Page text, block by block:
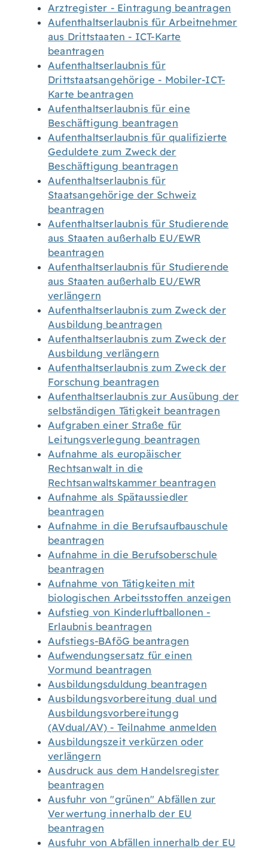
Arztregister - Eintragung beantragen
Aufenthaltserlaubnis für Arbeitnehmer
aus Drittstaaten - ICT-Karte
beantragen
Aufenthaltserlaubnis für
Drittstaatsangehörige - Mobiler-ICT-
Karte beantragen
Aufenthaltserlaubnis für eine
Beschäftigung beantragen
Aufenthaltserlaubnis für qualifizierte
Geduldete zum Zweck der
Beschäftigung beantragen
Aufenthaltserlaubnis für
Staatsangehörige der Schweiz
beantragen
Aufenthaltserlaubnis für Studierende
aus Staaten außerhalb EU/EWR
beantragen
Aufenthaltserlaubnis für Studierende
aus Staaten außerhalb EU/EWR
verlängern
Aufenthaltserlaubnis zum Zweck der
Ausbildung beantragen
Aufenthaltserlaubnis zum Zweck der
Ausbildung verlängern
Aufenthaltserlaubnis zum Zweck der
Forschung beantragen
Aufenthaltserlaubnis zur Ausübung der
selbständigen Tätigkeit beantragen
Aufgraben einer Straße für
Leitungsverlegung beantragen
Aufnahme als europäischer
Rechtsanwalt in die
Rechtsanwaltskammer beantragen
Aufnahme als Spätaussiedler
beantragen
Aufnahme in die Berufsaufbauschule
beantragen
Aufnahme in die Berufsoberschule
beantragen
Aufnahme von Tätigkeiten mit
biologischen Arbeitsstoffen anzeigen
Aufstieg von Kinderluftballonen -
Erlaubnis beantragen
Aufstiegs-BAföG beantragen
Aufwendungsersatz für einen
Vormund beantragen
Ausbildungsduldung beantragen
Ausbildungsvorbereitung dual und
Ausbildungsvorbereitungg
(AVdual/AV) - Teilnahme anmelden
Ausbildungszeit verkürzen oder
verlängern
Ausdruck aus dem Handelsregister
beantragen
Ausfuhr von "grünen" Abfällen zur
Verwertung innerhalb der EU
beantragen
Ausfuhr von Abfällen innerhalb der EU